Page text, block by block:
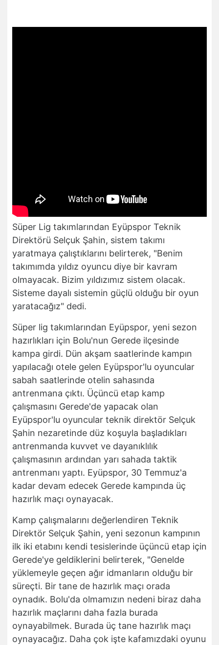
Süper Lig takımlarından Eyüpspor Teknik
Direktörü Selçuk Şahin, sistem takımı
yaratmaya çalıştıklarını belirterek, "Benim
takımımda yıldız oyuncu diye bir kavram
olmayacak. Bizim yıldızımız sistem olacak.
Sisteme dayalı sistemin güçlü olduğu bir oyun
yaratacağız" dedi.
Süper lig takımlarından Eyüpspor, yeni sezon
hazırlıkları için Bolu'nun Gerede ilçesinde
kampa girdi. Dün akşam saatlerinde kampın
yapılacağı otele gelen Eyüpspor'lu oyuncular
sabah saatlerinde otelin sahasında
antrenmana çıktı. Üçüncü etap kamp
çalışmasını Gerede'de yapacak olan
Eyüpspor'lu oyuncular teknik direktör Selçuk
Şahin nezaretinde düz koşuyla başladıkları
antrenmanda kuvvet ve dayanıklılık
çalışmasının ardından yarı sahada taktik
antrenmanı yaptı. Eyüpspor, 30 Temmuz'a
kadar devam edecek Gerede kampında üç
hazırlık maçı oynayacak.
Kamp çalışmalarını değerlendiren Teknik
Direktör Selçuk Şahin, yeni sezonun kampının
ilk iki etabını kendi tesislerinde üçüncü etap için
Gerede'ye geldiklerini belirterek, "Genelde
yüklemeyle geçen ağır idmanların olduğu bir
süreçti. Bir tane de hazırlık maçı orada
oynadık. Bolu'da olmamızın nedeni biraz daha
hazırlık maçlarını daha fazla burada
oynayabilmek. Burada üç tane hazırlık maçı
oynayacağız. Daha çok işte kafamızdaki oyunu